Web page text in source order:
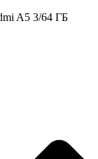
A5 3/64 ГБ